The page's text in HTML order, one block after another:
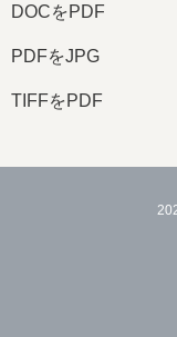
DOCをPDF
PDFをJPG
TIFFをPDF